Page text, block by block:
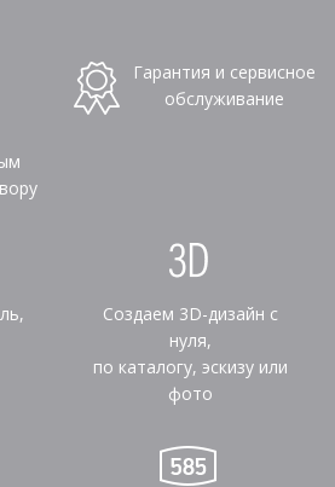
Гарантия и сервисное
обслуживание
Создаем 3D-дизайн с
нуля,
по каталогу, эскизу или
фото